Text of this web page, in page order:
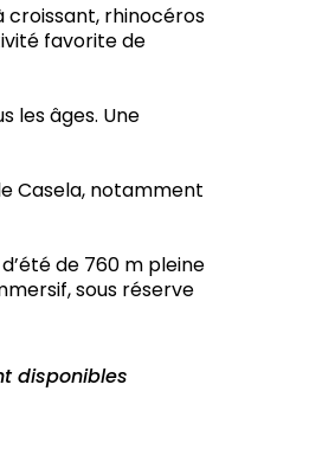
croissant, rhinocéros
favorite de
les âges. Une
Casela, notamment
de 760 m pleine
sous réserve
disponibles